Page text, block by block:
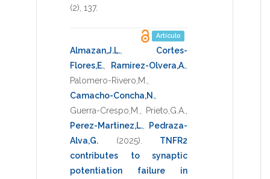
(2), 137.
Artículo
Almazan,J.L.
Cortes-
Flores,E.
Ramirez-Olvera,A.
Palomero-Rivero,M.
Camacho-Concha,N.
Guerra-Crespo,M.
Prieto,G.A.
Perez-Martinez,L.
Pedraza-
Alva,G.
(2025)
TNFR2
contributes to synaptic
potentiation failure in